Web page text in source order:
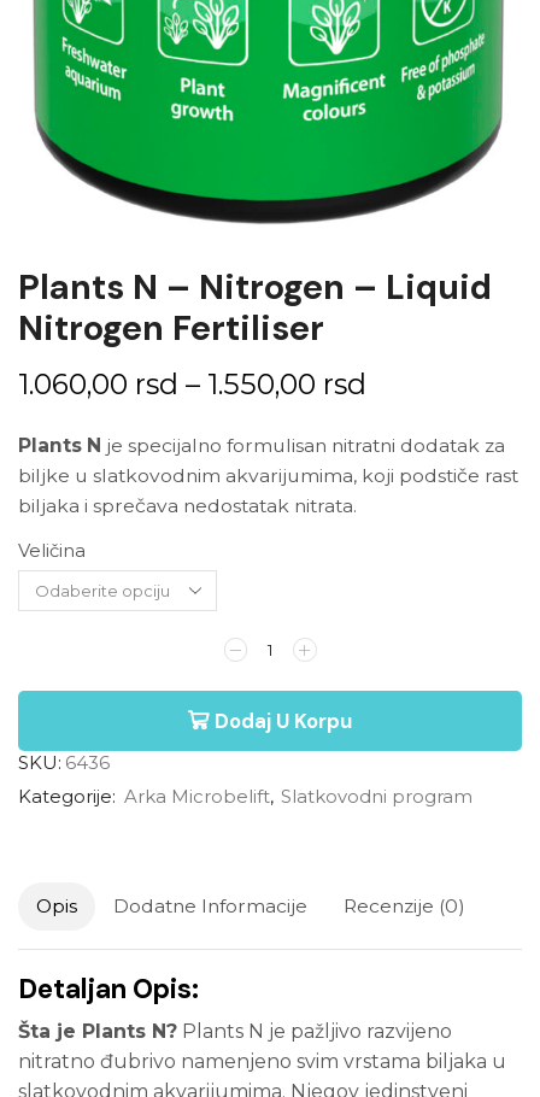
Plants N – Nitrogen – Liquid
Nitrogen Fertiliser
1.060,00 rsd – 1.550,00 rsd
Plants N je specijalno formulisan nitratni dodatak za
biljke u slatkovodnim akvarijumima, koji podstiče rast
biljaka i sprečava nedostatak nitrata.
Veličina
Dodaj U Korpu
SKU: 6436
Kategorije: Arka Microbelift, Slatkovodni program
Opis Dodatne Informacije Recenzije (0)
Detaljan Opis:
Šta je Plants N? Plants N je pažljivo razvijeno
nitratno đubrivo namenjeno svim vrstama biljaka u
slatkovodnim akvarijumima. Njegov jedinstveni